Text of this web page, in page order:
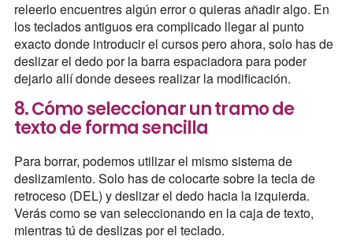
releerlo encuentres algún error o quieras añadir algo. En
los teclados antiguos era complicado llegar al punto
exacto donde introducir el cursos pero ahora, solo has de
deslizar el dedo por la barra espaciadora para poder
dejarlo allí donde desees realizar la modificación.
8. Cómo seleccionar un tramo de
texto de forma sencilla
Para borrar, podemos utilizar el mismo sistema de
deslizamiento. Solo has de colocarte sobre la tecla de
retroceso (DEL) y deslizar el dedo hacia la izquierda.
Verás como se van seleccionando en la caja de texto,
mientras tú de deslizas por el teclado.